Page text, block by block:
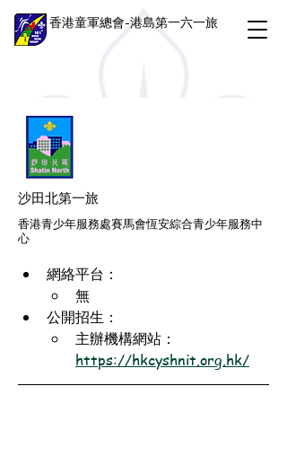
香港童軍總會-港島第一六一旅
沙田北第一旅
香港青少年服務處賽馬會恆安綜合青少年服務中
心
網絡平台：
無
公開招生：
主辦機構網站：
https://hkcyshnit.org.hk/